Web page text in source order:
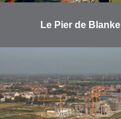
Le Pier de
En